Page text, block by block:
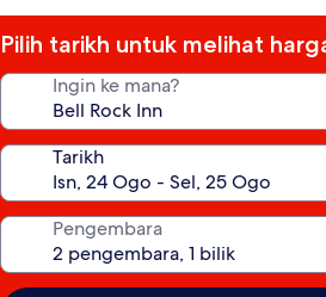
Pilih tarikh untuk melihat
Ingin ke mana?
Tarikh
Pengembara